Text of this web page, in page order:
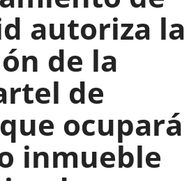
autoriza la
de la
de
ocupará
inmueble